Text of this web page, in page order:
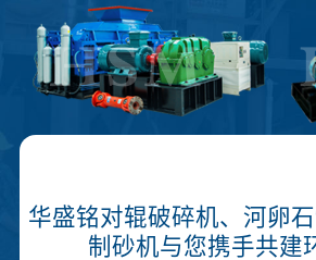
华盛铭对辊破碎机、河卵
制砂机与您携手共建